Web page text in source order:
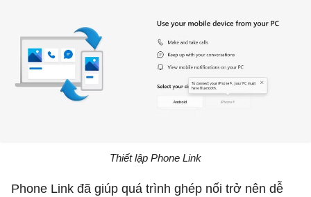
Thiết lập Phone Link
Phone Link đã giúp quá trình ghép nối trở nên dễ